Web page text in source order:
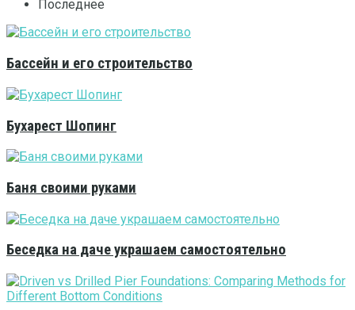
Последнее
Бассейн и его строительство
Бухарест Шопинг
Баня своими руками
Беседка на даче украшаем самостоятельно